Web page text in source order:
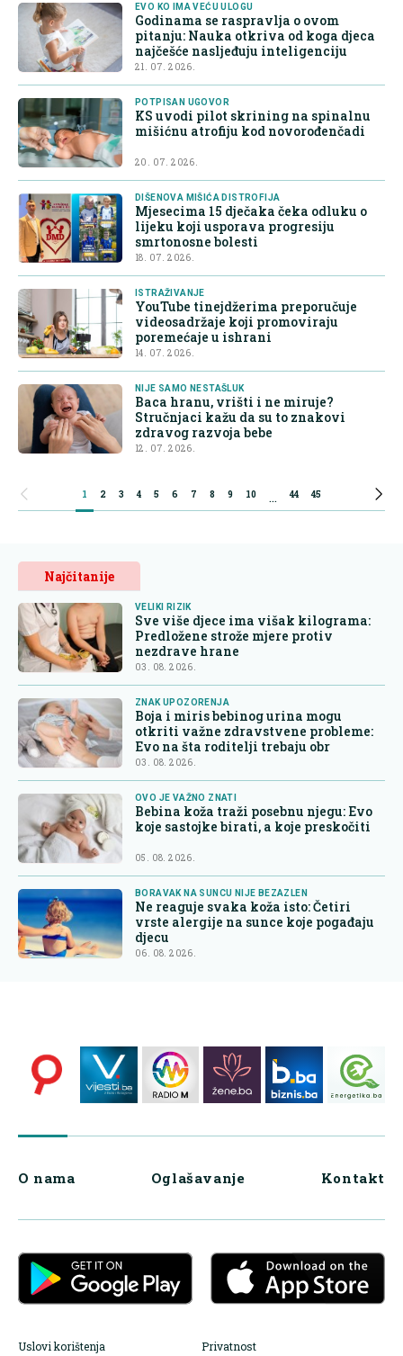
EVO KO IMA VEĆU ULOGU
Godinama se raspravlja o ovom
pitanju: Nauka otkriva od koga djeca
najčešće nasljeđuju inteligenciju
21. 07. 2026.
POTPISAN UGOVOR
KS uvodi pilot skrining na spinalnu
mišićnu atrofiju kod novorođenčadi
20. 07. 2026.
DIŠENOVA MIŠIĆA DISTROFIJA
Mjesecima 15 dječaka čeka odluku o
lijeku koji usporava progresiju
smrtonosne bolesti
18. 07. 2026.
ISTRAŽIVANJE
YouTube tinejdžerima preporučuje
videosadržaje koji promoviraju
poremećaje u ishrani
14. 07. 2026.
NIJE SAMO NESTAŠLUK
Baca hranu, vrišti i ne miruje?
Stručnjaci kažu da su to znakovi
zdravog razvoja bebe
12. 07. 2026.
1 2 3 4 5 6 7 8 9 10 ... 44 45
Najčitanije
VELIKI RIZIK
Sve više djece ima višak kilograma:
Predložene strože mjere protiv
nezdrave hrane
03. 08. 2026.
ZNAK UPOZORENJA
Boja i miris bebinog urina mogu
otkriti važne zdravstvene probleme:
Evo na šta roditelji trebaju obr
03. 08. 2026.
OVO JE VAŽNO ZNATI
Bebina koža traži posebnu njegu: Evo
koje sastojke birati, a koje preskočiti
05. 08. 2026.
BORAVAK NA SUNCU NIJE BEZAZLEN
Ne reaguje svaka koža isto: Četiri
vrste alergije na sunce koje pogađaju
djecu
06. 08. 2026.
O nama Oglašavanje Kontakt
Uslovi korištenja Privatnost